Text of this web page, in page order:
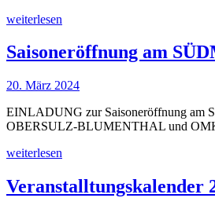
weiterlesen
Saisoneröffnung am
20. März 2024
EINLADUNG zur Saisoneröffnung am
OBERSULZ-BLUMENTHAL und
weiterlesen
Veranstalltungskalender